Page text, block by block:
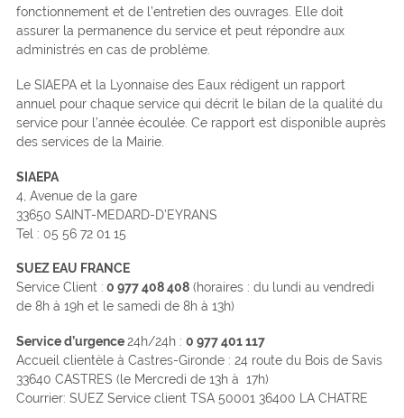
fonctionnement et de l’entretien des ouvrages. Elle doit
assurer la permanence du service et peut répondre aux
administrés en cas de problème.
Le SIAEPA et la Lyonnaise des Eaux rédigent un rapport
annuel pour chaque service qui décrit le bilan de la qualité du
service pour l’année écoulée. Ce rapport est disponible auprès
des services de la Mairie.
SIAEPA
4, Avenue de la gare
33650 SAINT-MEDARD-D’EYRANS
Tel : 05 56 72 01 15
SUEZ EAU FRANCE
Service Client : 0 977 408 408(horaires : du lundi au vendredi
de 8h à 19h et le samedi de 8h à 13h)
Service d’urgence24h/24h : 0 977 401 117
Accueil clientèle à Castres-Gironde : 24 route du Bois de Savis
33640 CASTRES (le Mercredi de 13h à 17h)
Courrier: SUEZ Service client TSA 50001 36400 LA CHATRE